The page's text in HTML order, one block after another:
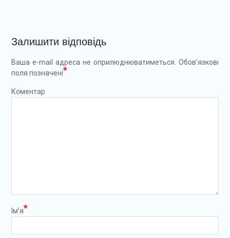
Залишити відповідь
Ваша e-mail адреса не оприлюднюватиметься. Обов’язкові
поля позначені*
Коментар
Ім’я*